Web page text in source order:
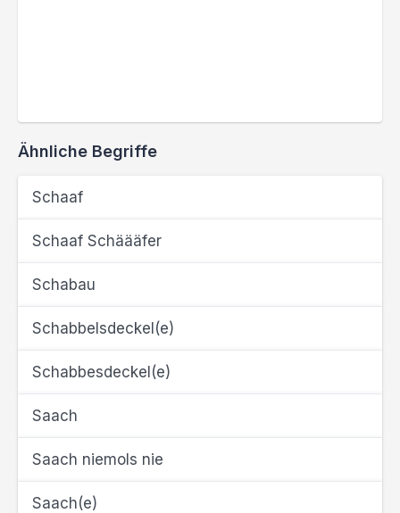
Ähnliche Begriffe
Schaaf
Schaaf Schäääfer
Schabau
Schabbelsdeckel(e)
Schabbesdeckel(e)
Saach
Saach niemols nie
Saach(e)